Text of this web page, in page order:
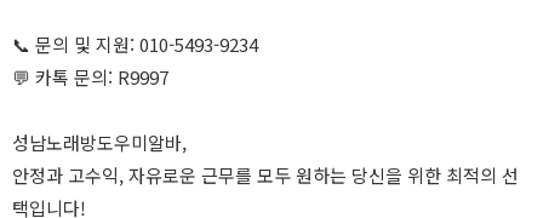
📞 문의 및 지원: 010-5493-9234
💬 카톡 문의: R9997
성남노래방도우미알바,
안정과 고수익, 자유로운 근무를 모두 원하는 당신을 위한 최적의 선
택입니다!